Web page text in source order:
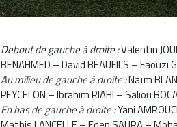
Debout de gauche à droite :Valentin
BENAHMED – David BEAUFILS – Faouzi
Au milieu de gauche à droite :Naïm
PEYCELON – Ibrahim RIAHI – Saliou
En bas de gauche à droite :Yani